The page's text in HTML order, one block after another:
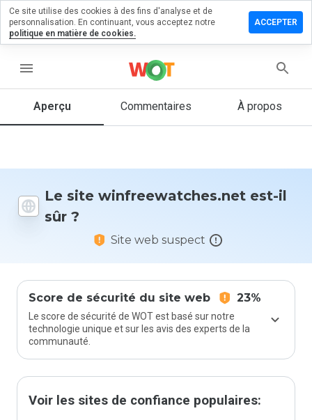
menu
Aperçu Commentaires À propos
Le site winfreewatches.net est-il
sûr ?
Site web suspect
Score de sécurité du site web 23%
Le score de sécurité de WOT est basé sur notre
technologie unique et sur les avis des experts de la
communauté.
Voir les sites de confiance populaires:
un
sur
Quelle
donneriez-
Ce site utilise des cookies à des fins d'analyse et de
personnalisation. En continuant, vous acceptez notre
politique en matière de cookies.
ACCEPTER